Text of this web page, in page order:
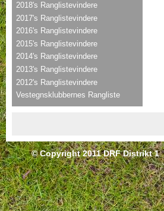
2018's Ranglistevindere
2017's Ranglistevindere
2016's Ranglistevindere
2015's Ranglistevindere
2014's Ranglistevindere
2013's Ranglistevindere
2012's Ranglistevindere
Vestegnsklubbernes Rangliste
© Copyright 2011 DRF Distrikt 1